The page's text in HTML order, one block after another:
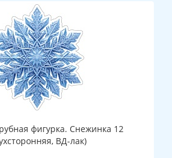
фигурка. Снежинка 12
ВД-лак)